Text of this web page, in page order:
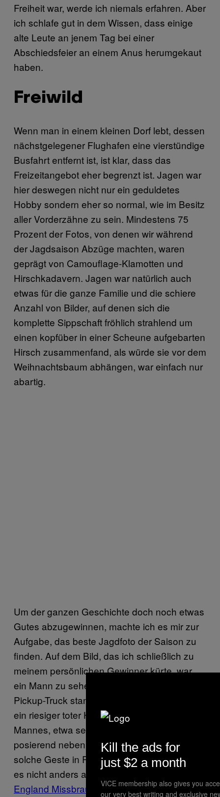
Freiheit war, werde ich niemals erfahren. Aber
ich schlafe gut in dem Wissen, dass einige
alte Leute an jenem Tag bei einer
Abschiedsfeier an einem Anus herumgekaut
haben.
Freiwild
Wenn man in einem kleinen Dorf lebt, dessen
nächstgelegener Flughafen eine vierstündige
Busfahrt entfernt ist, ist klar, dass das
Freizeitangebot eher begrenzt ist. Jagen war
hier deswegen nicht nur ein geduldetes
Hobby sondern eher so normal, wie im Besitz
aller Vorderzähne zu sein. Mindestens 75
Prozent der Fotos, von denen wir während
der Jagdsaison Abzüge machten, waren
geprägt von Camouflage-Klamotten und
Hirschkadavern. Jagen war natürlich auch
etwas für die ganze Familie und die schiere
Anzahl von Bilder, auf denen sich die
komplette Sippschaft fröhlich strahlend um
einen kopfüber in einer Scheune aufgebarten
Hirsch zusammenfand, als würde sie vor dem
Weihnachtsbaum abhängen, war einfach nur
abartig.
Um der ganzen Geschichte doch noch etwas
Gutes abzugewinnen, machte ich es mir zur
Aufgabe, das beste Jagdfoto der Saison zu
finden. Auf dem Bild, das ich schließlich zu
meinem persönlichen Gewinner kürte, war
ein Mann zu sehen, der neben seinem
Pickup-Truck stand, auf dessen Ladefläche
ein riesiger toter Hirsch lag. Der Sohn des
Mannes, etwa sechs Jahre alt, stand
posierend neben dem Truck und machte eine
solche Geste in Richtung Hirsch, dass man
es nicht anders als Tribut an die
England Missbrauchsfotosmit den irakischen
Kill the ads for
just $2 a month
VICE membership also gives you
our very best writing and exclusive